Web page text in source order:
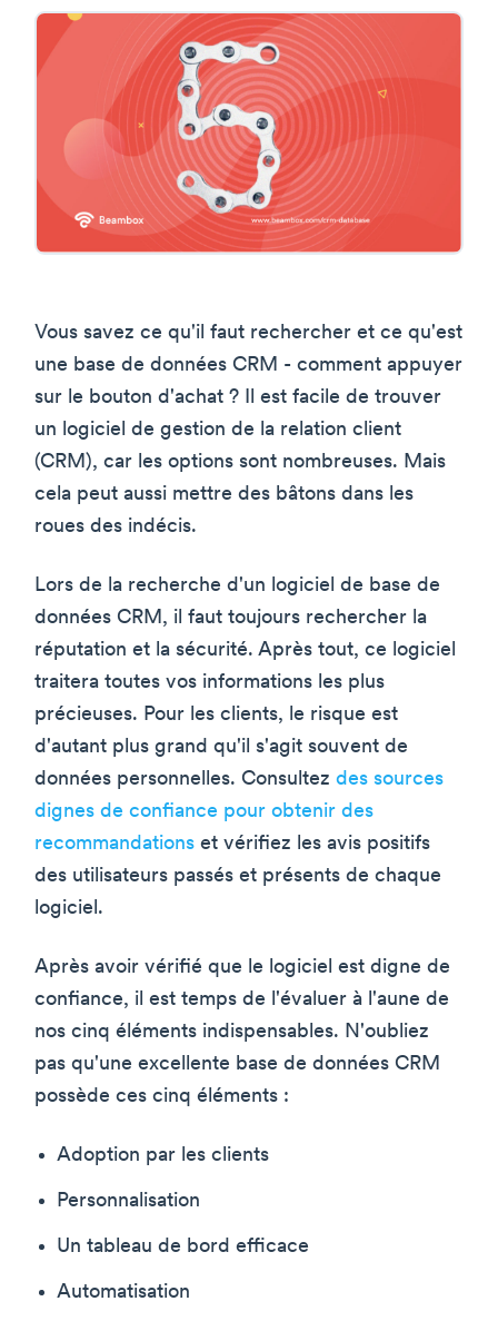
Vous savez ce qu'il faut rechercher et ce qu'est
une base de données CRM - comment appuyer
sur le bouton d'achat ? Il est facile de trouver
un logiciel de gestion de la relation client
(CRM), car les options sont nombreuses. Mais
cela peut aussi mettre des bâtons dans les
roues des indécis.
Lors de la recherche d'un logiciel de base de
données CRM, il faut toujours rechercher la
réputation et la sécurité. Après tout, ce logiciel
traitera toutes vos informations les plus
précieuses. Pour les clients, le risque est
d'autant plus grand qu'il s'agit souvent de
données personnelles. Consultez des sources
dignes de confiance pour obtenir des
recommandations et vérifiez les avis positifs
des utilisateurs passés et présents de chaque
logiciel.
Après avoir vérifié que le logiciel est digne de
confiance, il est temps de l'évaluer à l'aune de
nos cinq éléments indispensables. N'oubliez
pas qu'une excellente base de données CRM
possède ces cinq éléments :
Adoption par les clients
Personnalisation
Un tableau de bord efficace
Automatisation